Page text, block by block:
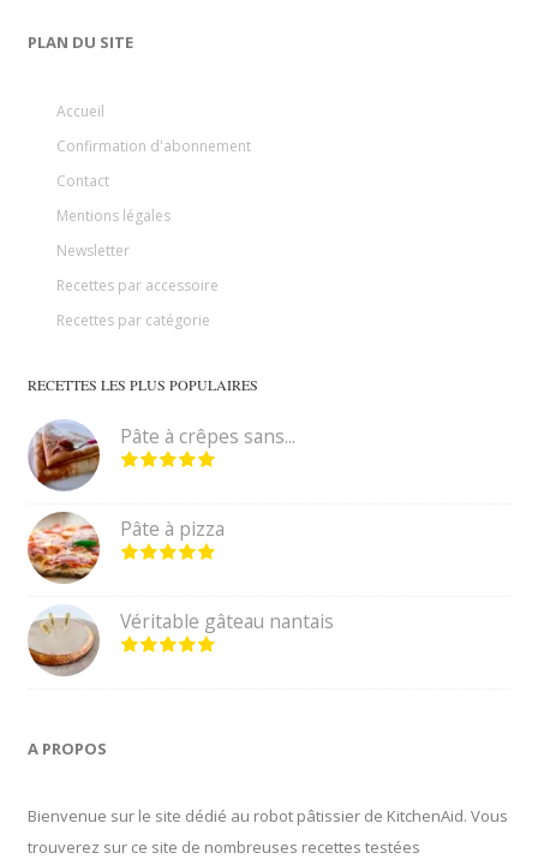
PLAN DU SITE
Accueil
Confirmation d'abonnement
Contact
Mentions légales
Newsletter
Recettes par accessoire
Recettes par catégorie
RECETTES LES PLUS POPULAIRES
Pâte à crêpes sans...
Pâte à pizza
Véritable gâteau nantais
A PROPOS
Bienvenue sur le site dédié au robot pâtissier de KitchenAid. Vous
trouverez sur ce site de nombreuses recettes testées